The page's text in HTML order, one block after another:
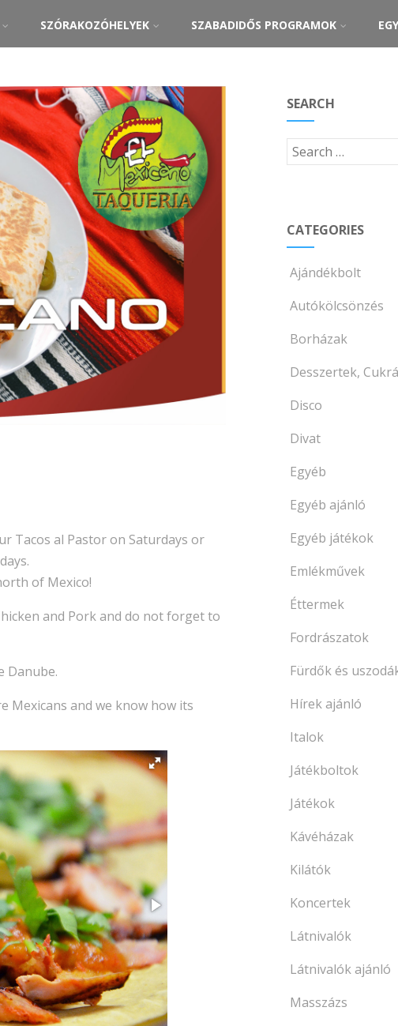
SZÓRAKOZÓHELYEK SZABADIDŐS PROGRAMOK
Tacos al Pastor on Saturdays or
of Mexico!
and Pork and do not forget to
Danube.
Mexicans and we know how its
SEARCH
CATEGORIES
Ajándékbolt
Autókölcsönzés
Borházak
Desszertek,
Disco
Divat
Egyéb
Egyéb ajánló
Egyéb játékok
Emlékművek
Éttermek
Fordrászatok
Fürdők és
Hírek ajánló
Italok
Játékboltok
Játékok
Kávéházak
Kilátók
Koncertek
Látnivalók
Látnivalók ajánló
Masszázs